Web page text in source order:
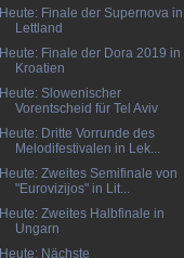
Heute: Finale der Supernova in
Lettland
Heute: Finale der Dora 2019 in
Kroatien
Heute: Slowenischer
Vorentscheid für Tel Aviv
Heute: Dritte Vorrunde des
Melodifestivalen in Lek...
Heute: Zweites Semifinale von
"Eurovizijos" in Lit...
Heute: Zweites Halbfinale in
Ungarn
Heute: Nächste